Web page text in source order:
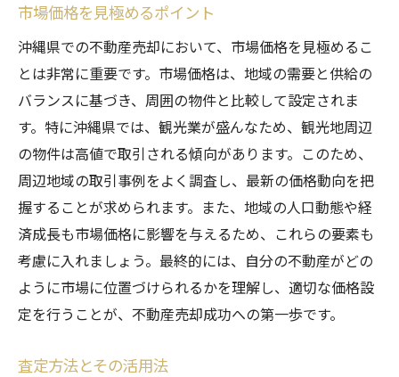
市場価格を見極めるポイント
沖縄県での不動産売却において、市場価格を見極めるこ
とは非常に重要です。市場価格は、地域の需要と供給の
バランスに基づき、周囲の物件と比較して設定されま
す。特に沖縄県では、観光業が盛んなため、観光地周辺
の物件は高値で取引される傾向があります。このため、
周辺地域の取引事例をよく調査し、最新の価格動向を把
握することが求められます。また、地域の人口動態や経
済成長も市場価格に影響を与えるため、これらの要素も
考慮に入れましょう。最終的には、自分の不動産がどの
ように市場に位置づけられるかを理解し、適切な価格設
定を行うことが、不動産売却成功への第一歩です。
査定方法とその活用法